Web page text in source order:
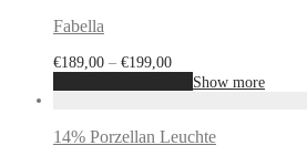
Fabella
€189,00 – €199,00
Show more
14% Porzellan Leuchte